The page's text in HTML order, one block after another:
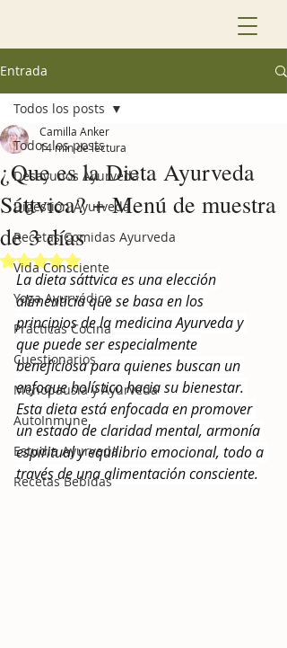
Entrada
Todos los posts
Desayunos Ayurveda
Digestión Ayurveda
Recetas Comidas Ayurveda
Vida Consciente
Yoga Ayurvédico
Prácticas Cocina
Cuestionarios
Menopausia y Ayurveda
AutoInmune
Estudia Ayurveda
Recetas Bebidas
Todos los posts
¿Que es la Dieta Ayurveda
Sáttvica? + Menú de muestra
de 3 días
Camilla Anker
14 min de lectura
Obtuvo NaN de 5 estrellas.
La dieta sáttvica es una elección
alimenticia que se basa en los
principios de la medicina Ayurveda y
que puede ser especialmente
beneficiosa para quienes buscan un
enfoque holístico hacia su bienestar.
Esta dieta está enfocada en promover
un estado de claridad mental, armonía
espiritual y equilibrio emocional, todo a
través de una alimentación consciente.